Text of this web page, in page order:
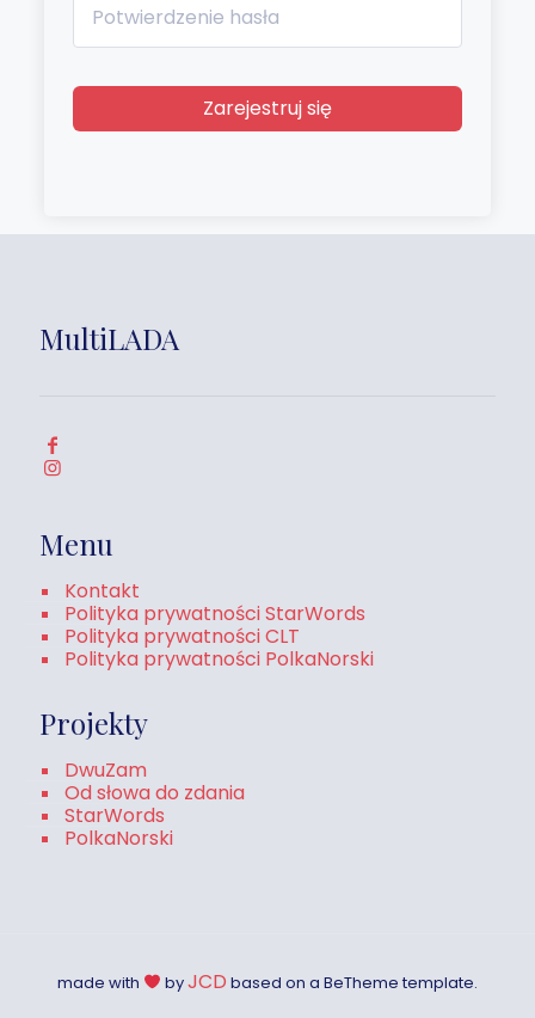
Zarejestruj się
MultiLADA
Menu
Kontakt
Polityka prywatności StarWords
Polityka prywatności CLT
Polityka prywatności PolkaNorski
Projekty
DwuZam
Od słowa do zdania
StarWords
PolkaNorski
made with byJCD based on a BeTheme template.